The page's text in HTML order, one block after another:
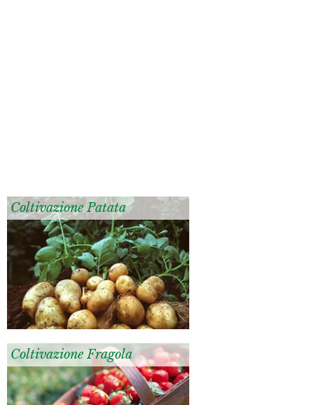
Coltivazione Patata
Coltivazione Fragola